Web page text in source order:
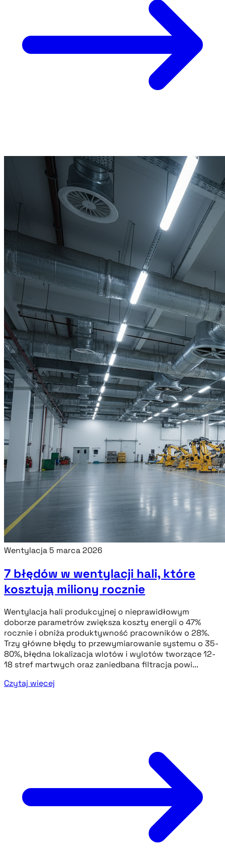
Wentylacja5 marca 2026
7 błędów w wentylacji hali, które
kosztują miliony rocznie
Wentylacja hali produkcyjnej o nieprawidłowym
doborze parametrów zwiększa koszty energii o 47%
rocznie i obniża produktywność pracowników o 28%.
Trzy główne błędy to przewymiarowanie systemu o 35-
80%, błędna lokalizacja wlotów i wylotów tworzące 12-
18 stref martwych oraz zaniedbana filtracja powi...
Czytaj więcej